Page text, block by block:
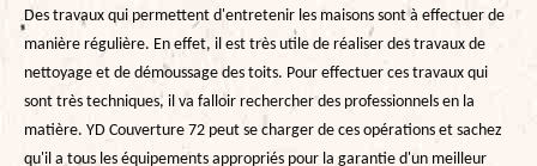
Des travaux qui permettent d'entretenir les maisons sont à effectuer de
manière régulière. En effet, il est très utile de réaliser des travaux de
nettoyage et de démoussage des toits. Pour effectuer ces travaux qui
sont très techniques, il va falloir rechercher des professionnels en la
matière. YD Couverture 72 peut se charger de ces opérations et sachez
qu'il a tous les équipements appropriés pour la garantie d'un meilleur